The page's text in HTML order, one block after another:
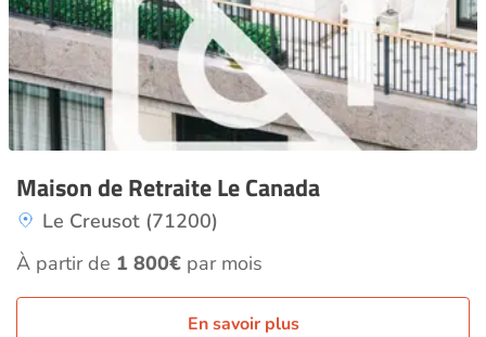
Maison de Retraite Le Canada
Le Creusot (71200)
À partir de 1 800€ par mois
En savoir plus